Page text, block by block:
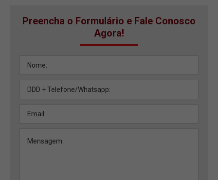
Preencha o Formulário e Fale Conosco
Agora!